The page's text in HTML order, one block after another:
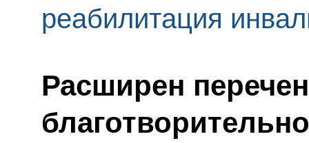
реабилитация
Расширен